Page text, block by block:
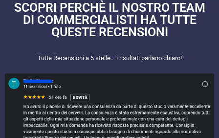
SCOPRI PERCHÈ IL NOSTRO TEAM
DI COMMERCIALISTI HA TUTTE
QUESTE RECENSIONI​
Tutte Recensioni a 5 stelle… i risultati parlano chiaro!